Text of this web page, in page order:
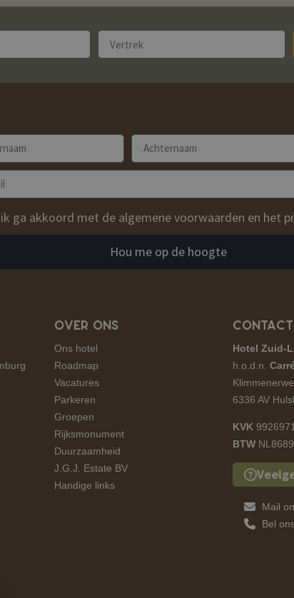
ga akkoord met de algemene voorwaarden en het
Hou me op de hoogte
OVER ONS
Ons hotel
Roadmap
Vacatures
Parkeren
Groepen
Rijksmonument
Duurzaamheid
J.G.J. Estate BV
Handige links
CONTACT
Hotel Zuid-
h.o.d.n.
6336 AV
KVK
BTW
Mail
Bel